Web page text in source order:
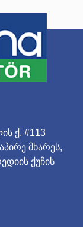
ქ. #113
მხარეს,
ქუჩის